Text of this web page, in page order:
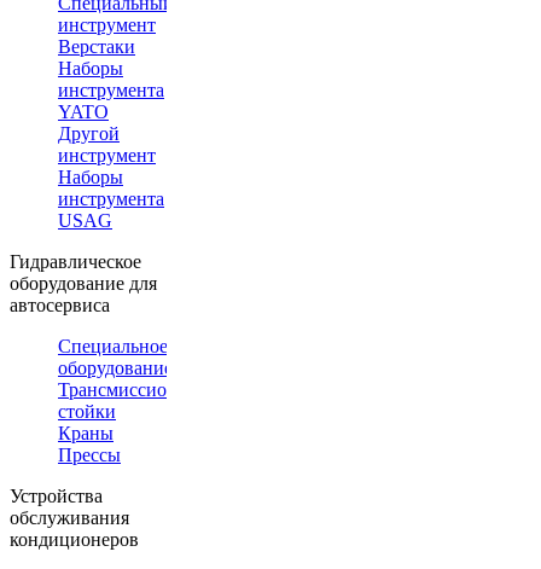
инструмент
Верстаки
Наборы
инструмента
YATO
Другой
инструмент
Наборы
инструмента
USAG
Гидравлическое
оборудование для
автосервиса
Специальное
оборудование
Трансмиссионные
стойки
Краны
Прессы
Устройства
обслуживания
кондиционеров